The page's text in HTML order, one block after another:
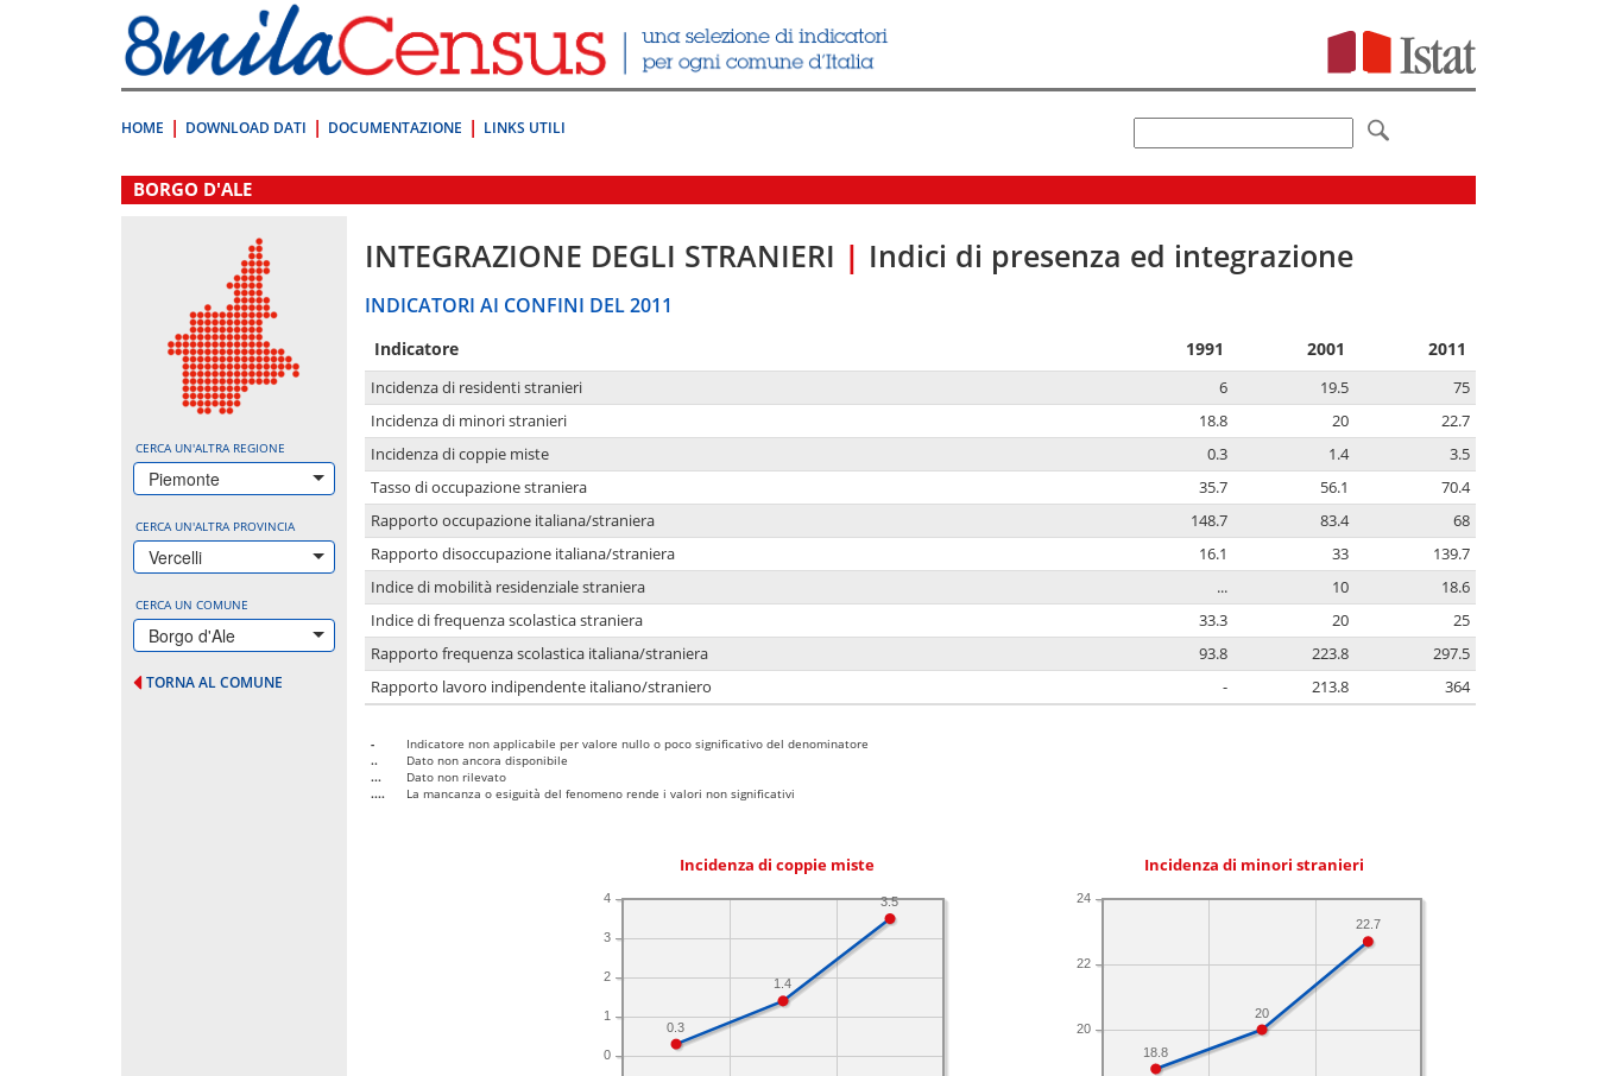
direttamente
a:
Contenuto
HOME DOWNLOAD DATI DOCUMENTAZIONE LINKS UTILI
.
BORGO D'ALE
CERCA UN'ALTRA REGIONE
Piemonte
CERCA UN'ALTRA PROVINCIA
Vercelli
CERCA UN COMUNE
Borgo d'Ale
TORNA AL COMUNE
INTEGRAZIONE DEGLI STRANIERI | Indici di presenza ed integrazione
INDICATORI AI CONFINI DEL 2011
Indicatore 1991 2001 2011
Incidenza di residenti stranieri 6 19.5
75
Incidenza di minori stranieri
18.8 20
22.7
Incidenza di coppie miste
0.3 1.4
3.5
Tasso di occupazione straniera
35.7 56.1
70.4
Rapporto occupazione italiana/straniera
148.7 83.4
68
Rapporto disoccupazione italiana/straniera
16.1 33
139.7
Indice di mobilità residenziale straniera
... 10
18.6
Indice di frequenza scolastica straniera
33.3 20
25
Rapporto frequenza scolastica italiana/straniera
93.8 223.8
297.5
Rapporto lavoro indipendente italiano/straniero
- 213.8 364
-
Indicatore non applicabile per valore nullo o poco significativo del denominatore
..
Dato non ancora disponibile
...
Dato non rilevato
....
La mancanza o esiguità del fenomeno rende i valori non significativi
Incidenza di coppie miste
0
1
2
3
4 3.5
1.4
0.3
Incidenza di minori stranieri
20
22
24
22.7
20
18.8